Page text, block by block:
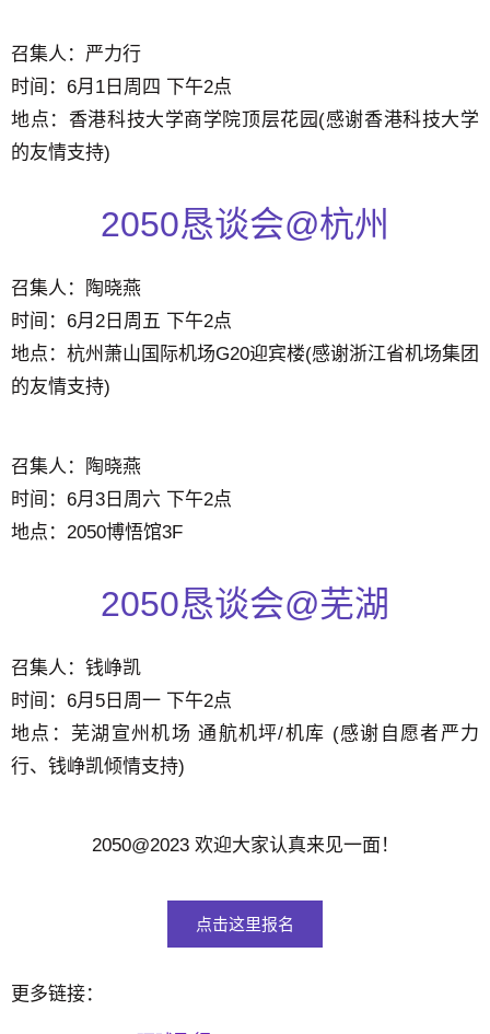
召集人：严力行
时间：6月1日周四 下午2点
地点：香港科技大学商学院顶层花园(感谢香港科技大学
的友情支持)
2050恳谈会@杭州
召集人：陶晓燕
时间：6月2日周五 下午2点
地点：杭州萧山国际机场G20迎宾楼(感谢浙江省机场集团
的友情支持)
召集人：陶晓燕
时间：6月3日周六 下午2点
地点：2050博悟馆3F
2050恳谈会@芜湖
召集人：钱峥凯
时间：6月5日周一 下午2点
地点：芜湖宣州机场 通航机坪/机库 (感谢自愿者严力
行、钱峥凯倾情支持)
2050@2023 欢迎大家认真来见一面！
点击这里报名
更多链接：